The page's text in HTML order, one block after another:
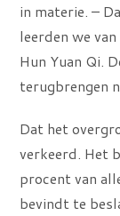
in materie. –
leerden we
Hun Yuan Qi.
terugbrengen
Dat het
verkeerd. Het
procent van
bevindt te